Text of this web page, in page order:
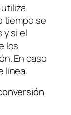
tiempo se
si el
los
En caso
línea.